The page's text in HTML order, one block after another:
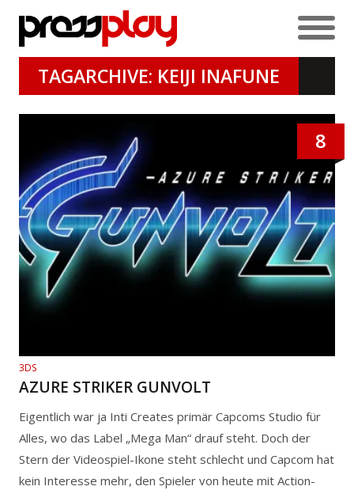
TAGARCHIVE: KEIJI INAFUNE
8
3DS
AZURE STRIKER GUNVOLT
Eigentlich war ja Inti Creates primär Capcoms Studio für
Alles, wo das Label „Mega Man“ drauf steht. Doch der
Stern der Videospiel-Ikone steht schlecht und Capcom hat
kein Interesse mehr, den Spieler von heute mit Action-